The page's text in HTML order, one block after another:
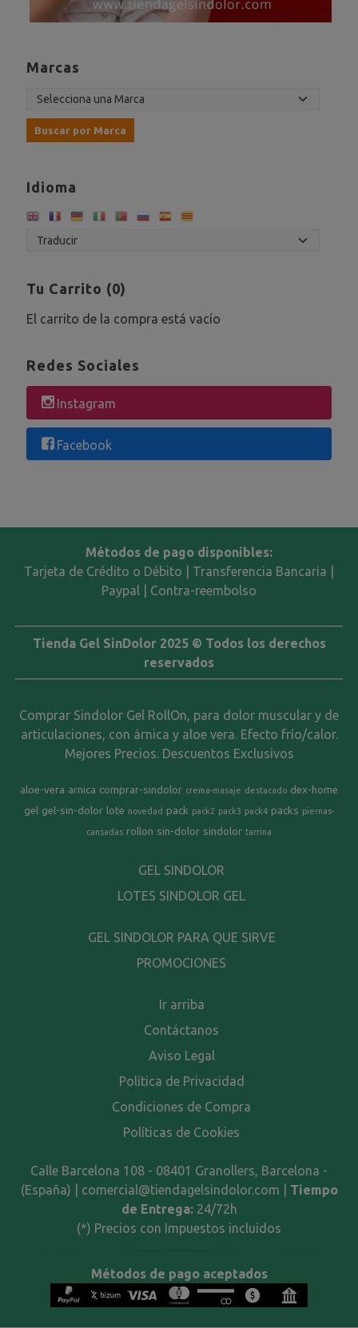
Marcas
Idioma
Tu Carrito (0)
El carrito de la compra está vacío
Redes Sociales
Instagram
Facebook
Métodos de pago disponibles:
Tarjeta de Crédito o Débito | Transferencia Bancaria |
Paypal | Contra-reembolso
Tienda Gel SinDolor 2025 © Todos los derechos
reservados
Comprar Sindolor Gel RollOn, para dolor muscular y de
articulaciones, con árnica y aloe vera. Efecto frío/calor.
Mejores Precios. Descuentos Exclusivos
aloe-vera arnica comprar-sindolor crema-masaje destacado dex-home
gel gel-sin-dolor lote novedad pack pack2 pack3 pack4 packs piernas-
cansadas rollon sin-dolor sindolor tarrina
GEL SINDOLOR
LOTES SINDOLOR GEL
GEL SINDOLOR PARA QUE SIRVE
PROMOCIONES
Ir arriba
Contáctanos
Aviso Legal
Política de Privacidad
Condiciones de Compra
Políticas de Cookies
Calle Barcelona 108 - 08401 Granollers, Barcelona -
(España) | comercial@tiendagelsindolor.com | Tiempo
de Entrega: 24/72h
(*) Precios con Impuestos incluidos
Métodos de pago aceptados